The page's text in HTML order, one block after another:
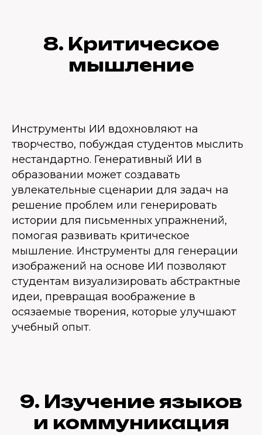
8. Критическое
мышление
Инструменты ИИ вдохновляют на
творчество, побуждая студентов мыслить
нестандартно. Генеративный ИИ в
образовании может создавать
увлекательные сценарии для задач на
решение проблем или генерировать
истории для письменных упражнений,
помогая развивать критическое
мышление. Инструменты для генерации
изображений на основе ИИ позволяют
студентам визуализировать абстрактные
идеи, превращая воображение в
осязаемые творения, которые улучшают
учебный опыт.
9. Изучение языков
и коммуникация